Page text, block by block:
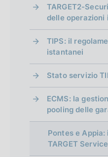
TARGET2-
delle operazioni
TIPS: il
istantanei
Stato servizio
ECMS: la
pooling delle
Pontes e
TARGET